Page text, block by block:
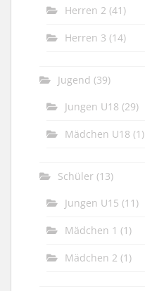
Herren 2 (41)
Herren 3 (14)
Jugend (39)
Jungen U18 (29)
Mädchen U18 (1)
Schüler (13)
Jungen U15 (11)
Mädchen 1 (1)
Mädchen 2 (1)